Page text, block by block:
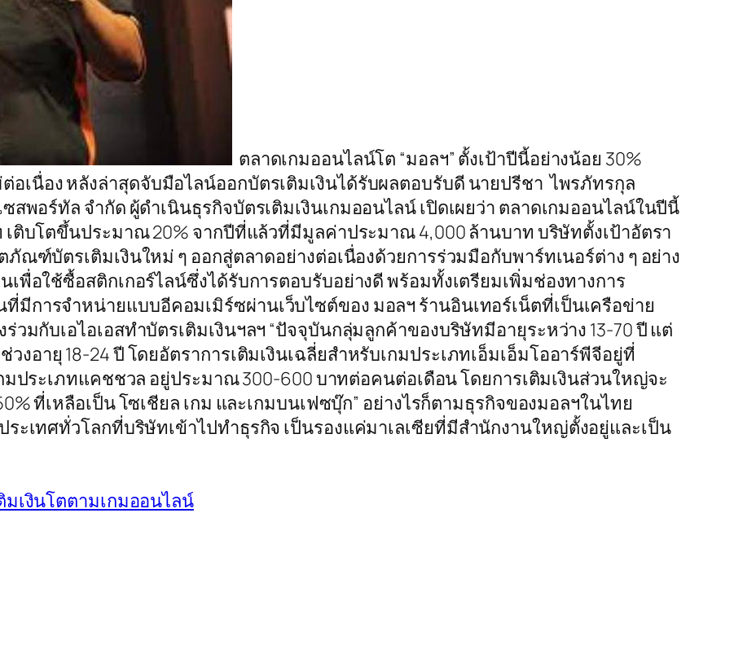
ตลาดเกมออนไลน์โต “มอลฯ” ตั้งเป้าปีนี้อย่างน้อย 30%
เนื่อง หลังล่าสุดจับมือไลน์ออกบัตรเติมเงินได้รับผลตอบรับดี นายปรีชา ไพรภัทรกุล
พอร์ทัล จำกัด ผู้ดำเนินธุรกิจบัตรเติมเงินเกมออนไลน์ เปิดเผยว่า ตลาดเกมออนไลน์ในปีนี้
ติบโตขึ้นประมาณ 20% จากปีที่แล้วที่มีมูลค่าประมาณ 4,000 ล้านบาท บริษัทตั้งเป้าอัตรา
ณฑ์บัตรเติมเงินใหม่ ๆ ออกสู่ตลาดอย่างต่อเนื่องด้วยการร่วมมือกับพาร์ทเนอร์ต่าง ๆ อย่าง
พื่อใช้ซื้อสติกเกอร์ไลน์ซึ่งได้รับการตอบรับอย่างดี พร้อมทั้งเตรียมเพิ่มช่องทางการ
มีการจำหน่ายแบบอีคอมเมิร์ซผ่านเว็บไซต์ของ มอลฯ ร้านอินเทอร์เน็ตที่เป็นเครือข่าย
วมกับเอไอเอสทำบัตรเติมเงินฯลฯ “ปัจจุบันกลุ่มลูกค้าของบริษัทมีอายุระหว่าง 13-70 ปี แต่
งอายุ 18-24 ปี โดยอัตราการเติมเงินเฉลี่ยสำหรับเกมประเภทเอ็มเอ็มโออาร์พีจีอยู่ที่
ประเภทแคชชวล อยู่ประมาณ 300-600 บาทต่อคนต่อเดือน โดยการเติมเงินส่วนใหญ่จะ
ที่เหลือเป็น โซเชียล เกม และเกมบนเฟซบุ๊ก” อย่างไรก็ตามธุรกิจของมอลฯในไทย
ระเทศทั่วโลกที่บริษัทเข้าไปทำธุรกิจ เป็นรองแค่มาเลเซียที่มีสำนักงานใหญ่ตั้งอยู่และเป็น
มเงินโตตามเกมออนไลน์